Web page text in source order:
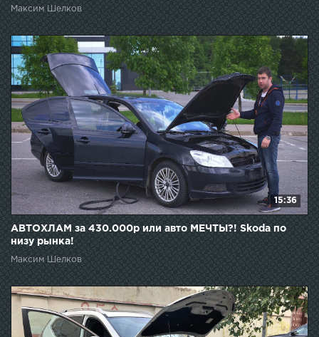
Максим Шелков
15:36
АВТОХЛАМ за 430.000р или авто МЕЧТЫ?! Skoda по
низу рынка!
Максим Шелков